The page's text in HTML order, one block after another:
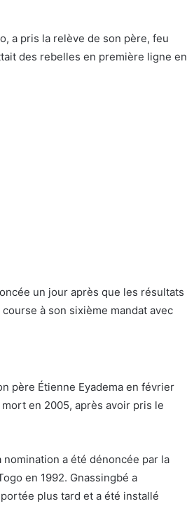
a pris la relève de son père, feu
des rebelles en première ligne en
un jour après que les résultats
à son sixième mandat avec
père Étienne Eyadema en février
mort en 2005, après avoir pris le
nomination a été dénoncée par la
en 1992. Gnassingbé a
plus tard et a été installé